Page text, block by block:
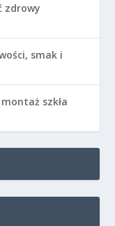
zdrowy
smak i
szkła